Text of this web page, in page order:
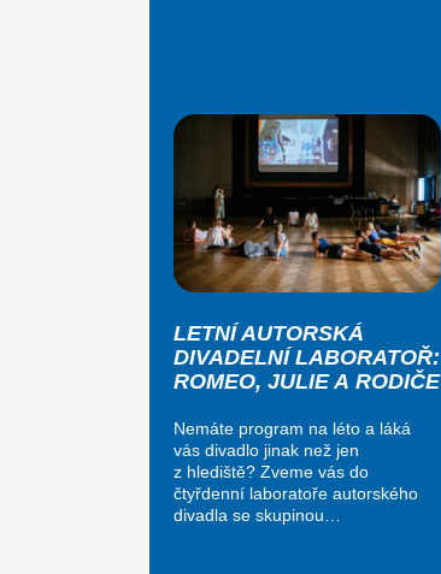
LETNÍ AUTORSKÁ
DIVADELNÍ LABORATOŘ:
ROMEO, JULIE A RODIČE
Nemáte program na léto a láká
vás divadlo jinak než jen
z hlediště? Zveme vás do
čtyřdenní laboratoře autorského
divadla se skupinou…